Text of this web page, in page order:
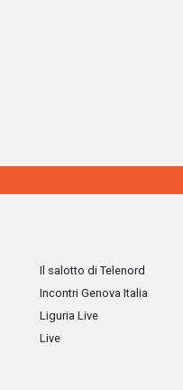
Il salotto di Telenord
Incontri Genova Italia
Liguria Live
Live